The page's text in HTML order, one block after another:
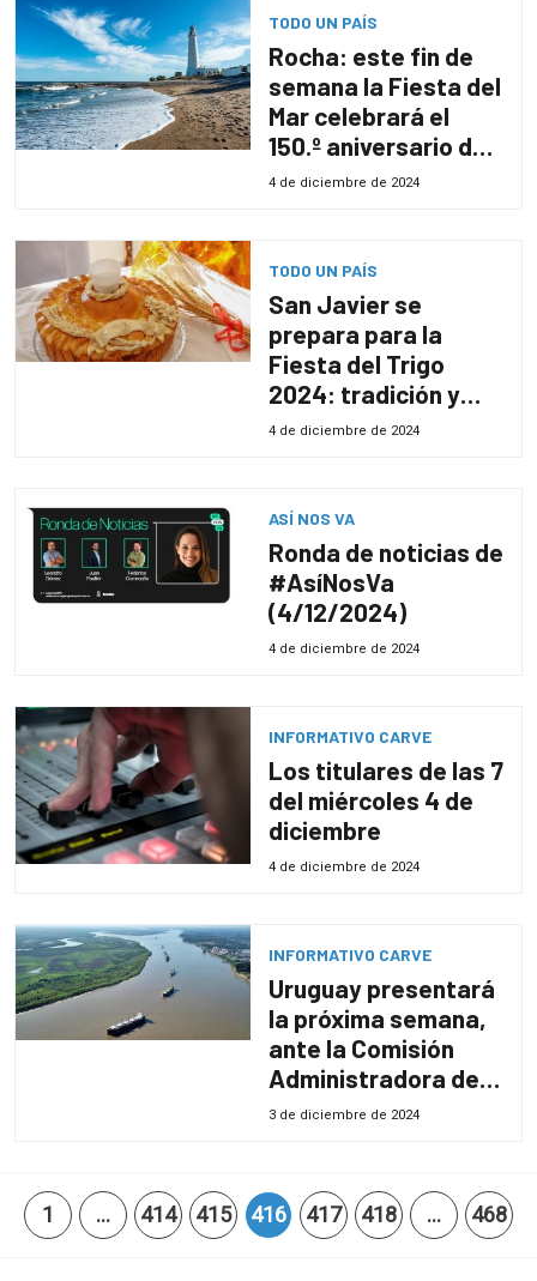
de Florida
TODO UN PAÍS
Rocha: este fin de
semana la Fiesta del
Mar celebrará el
150.º aniversario de
La Paloma
4 de diciembre de 2024
TODO UN PAÍS
San Javier se
prepara para la
Fiesta del Trigo
2024: tradición y
cultura en Río Negro
4 de diciembre de 2024
ASÍ NOS VA
Ronda de noticias de
#AsíNosVa
(4/12/2024)
4 de diciembre de 2024
INFORMATIVO CARVE
Los titulares de las 7
del miércoles 4 de
diciembre
4 de diciembre de 2024
INFORMATIVO CARVE
Uruguay presentará
la próxima semana,
ante la Comisión
Administradora del
Río de la Plata, una
por aumento de
peajes a barcos
3 de diciembre de 2024
1 … 414 415 416 417 418 … 468